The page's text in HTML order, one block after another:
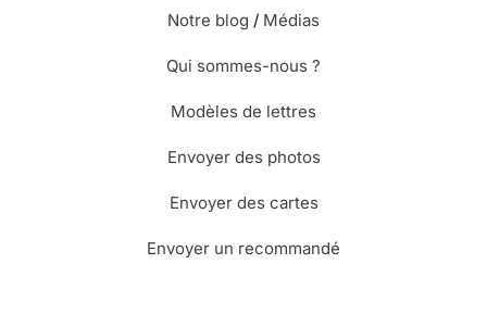
Notre blog / Médias
Qui sommes-nous ?
Modèles de lettres
Envoyer des photos
Envoyer des cartes
Envoyer un recommandé